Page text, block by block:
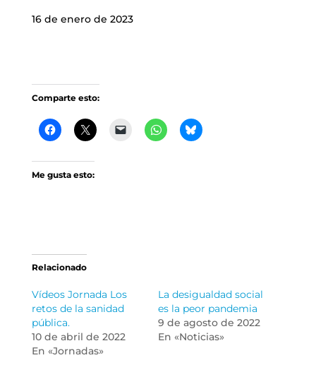
16 de enero de 2023
Comparte esto:
Me gusta esto:
Relacionado
Vídeos Jornada Los
retos de la sanidad
pública.
10 de abril de 2022
En «Jornadas»
La desigualdad social
es la peor pandemia
9 de agosto de 2022
En «Noticias»